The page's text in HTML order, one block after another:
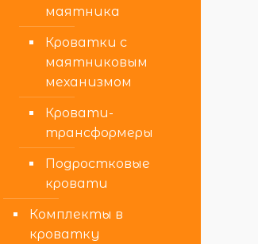
маятника
Кроватки с
маятниковым
механизмом
Кровати-
трансформеры
Подростковые
кровати
Комплекты в
кроватку